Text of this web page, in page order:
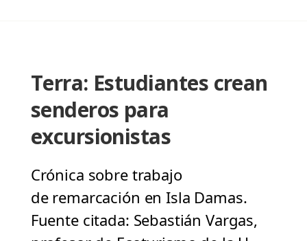
Terra: Estudiantes crean
senderos para
excursionistas
Crónica sobre trabajo
de remarcación en Isla Damas.
Fuente citada: Sebastián Vargas,